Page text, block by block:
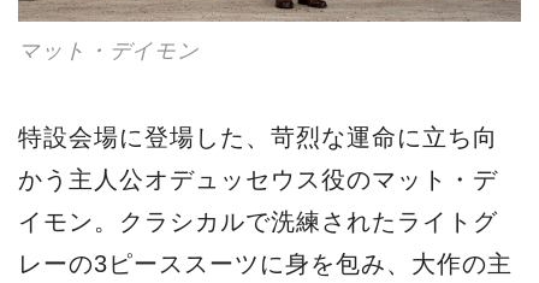
マット・デイモン
特設会場に登場した、苛烈な運命に立ち向
かう主人公オデュッセウス役のマット・デ
イモン。クラシカルで洗練されたライトグ
レーの3ピーススーツに身を包み、大作の主